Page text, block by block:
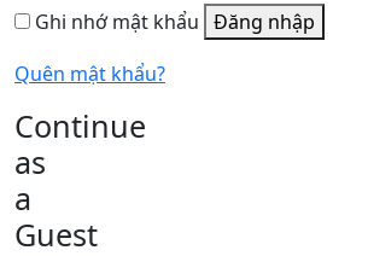
Ghi nhớ mật khẩu Đăng nhập
Quên mật khẩu?
Continue
as
a
Guest